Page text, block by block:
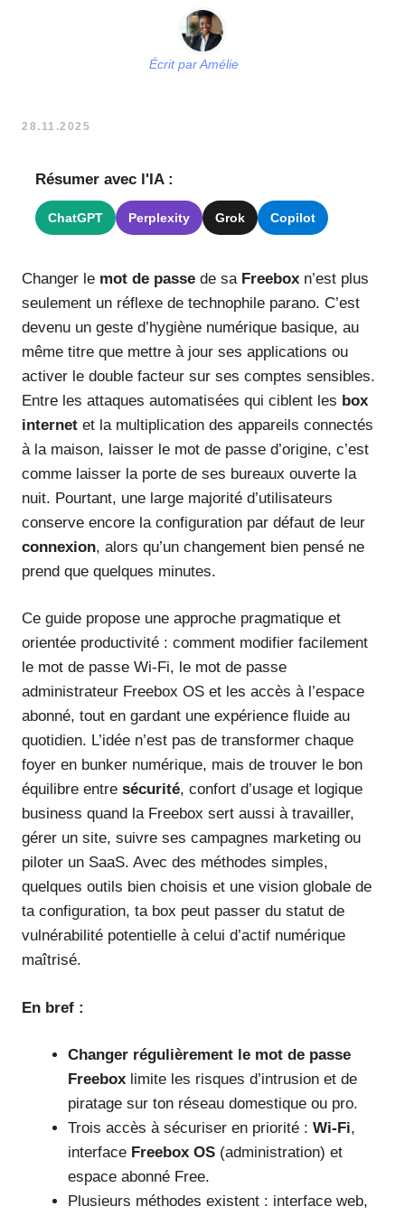
Écrit parAmélie
28.11.2025
Résumer avec l'IA :
ChatGPT Perplexity Grok Copilot
Changer le mot de passe de sa Freebox n’est plus
seulement un réflexe de technophile parano. C’est
devenu un geste d’hygiène numérique basique, au
même titre que mettre à jour ses applications ou
activer le double facteur sur ses comptes sensibles.
Entre les attaques automatisées qui ciblent les box
internet et la multiplication des appareils connectés
à la maison, laisser le mot de passe d’origine, c’est
comme laisser la porte de ses bureaux ouverte la
nuit. Pourtant, une large majorité d’utilisateurs
conserve encore la configuration par défaut de leur
connexion, alors qu’un changement bien pensé ne
prend que quelques minutes.
Ce guide propose une approche pragmatique et
orientée productivité : comment modifier facilement
le mot de passe Wi-Fi, le mot de passe
administrateur Freebox OS et les accès à l’espace
abonné, tout en gardant une expérience fluide au
quotidien. L’idée n’est pas de transformer chaque
foyer en bunker numérique, mais de trouver le bon
équilibre entre sécurité, confort d’usage et logique
business quand la Freebox sert aussi à travailler,
gérer un site, suivre ses campagnes marketing ou
piloter un SaaS. Avec des méthodes simples,
quelques outils bien choisis et une vision globale de
ta configuration, ta box peut passer du statut de
vulnérabilité potentielle à celui d’actif numérique
maîtrisé.
En bref :
Changer régulièrement le mot de passe
Freebox limite les risques d’intrusion et de
piratage sur ton réseau domestique ou pro.
Trois accès à sécuriser en priorité : Wi-Fi,
interface Freebox OS (administration) et
espace abonné Free.
Plusieurs méthodes existent : interface web,